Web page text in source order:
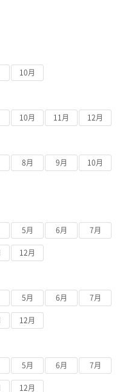
10月
10月 11月 12月
8月 9月 10月
5月 6月 7月
12月
5月 6月 7月
12月
5月 6月 7月
12月